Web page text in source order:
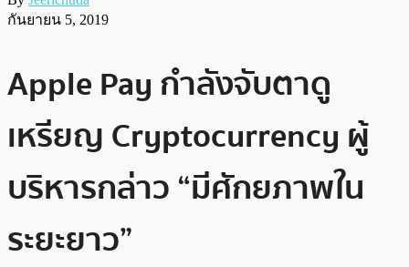
กันยายน 5, 2019
Apple Pay กำลังจับตาดู
เหรียญ Cryptocurrency ผู้
บริหารกล่าว “มีศักยภาพใน
ระยะยาว”